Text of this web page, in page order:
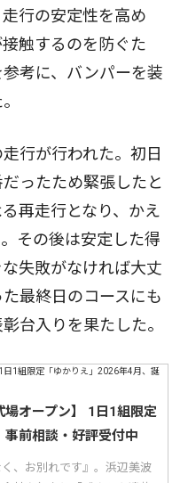
行の安定性を高め
触するのを防ぐた
考に、バンパーを装
行が行われた。初日
ったため緊張したと
再走行となり、かえ
その後は安定した得
失敗がなければ大丈
最終日のコースにも
台入りを果たした。
場オープン】 1日1組限定
事前相談・好評受付中
、お別れです』。浜辺美波